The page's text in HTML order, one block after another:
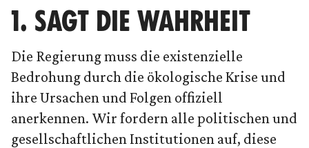
wir zuerst: Möchtest du den Inhalt laden?
ANSEHEN IMMER LADEN
1. SAGT DIE WAHRHEIT
Die Regierung muss die existenzielle
Bedrohung durch die ökologische Krise und
ihre Ursachen und Folgen offiziell
anerkennen. Wir fordern alle politischen und
gesellschaftlichen Institutionen auf, diese